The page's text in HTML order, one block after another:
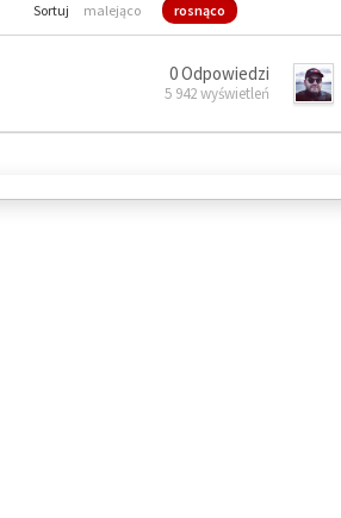
Sortuj malejąco rosnąco
0 Odpowiedzi
5 942 wyświetleń